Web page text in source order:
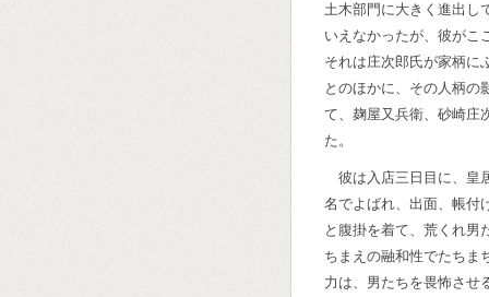
土木部門に大きく進出し
いえなかったが、彼がこ
それは庄次郎氏が家柄に
とのほかに、その人柄の
て、麹屋又兵衛、砂崎庄
た。
彼は入店三日目に、皇
名でよばれ、出面、帳付
と腹掛を着て、荒くれ男
ちまえの融和性でたちま
力は、男たちを畏怖させ